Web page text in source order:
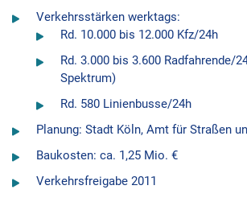
Verkehrsstärken werktags:
Rd. 10.000 bis 12.000 Kfz/24h
Rd. 3.000 bis 3.600 Radfahrende/
Spektrum)
Rd. 580 Linienbusse/24h
Planung: Stadt Köln, Amt für Straßen
Baukosten: ca. 1,25 Mio. €
Verkehrsfreigabe 2011